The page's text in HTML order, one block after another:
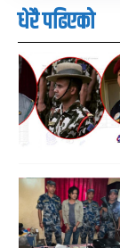
धेरै पढिएको